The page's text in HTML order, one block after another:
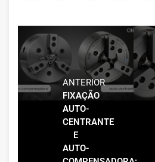
ANTERIOR
FIXAÇÃO
AUTO-
CENTRANTE
E
AUTO-